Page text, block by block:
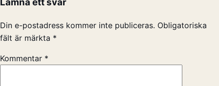
Lämna ett svar
Din e-postadress kommer inte publiceras. Obligatoriska
fält är märkta *
Kommentar *